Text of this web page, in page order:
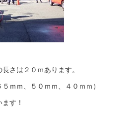
さは２０ｍあります。
ｍｍ、５０ｍｍ、４０ｍｍ）
す！